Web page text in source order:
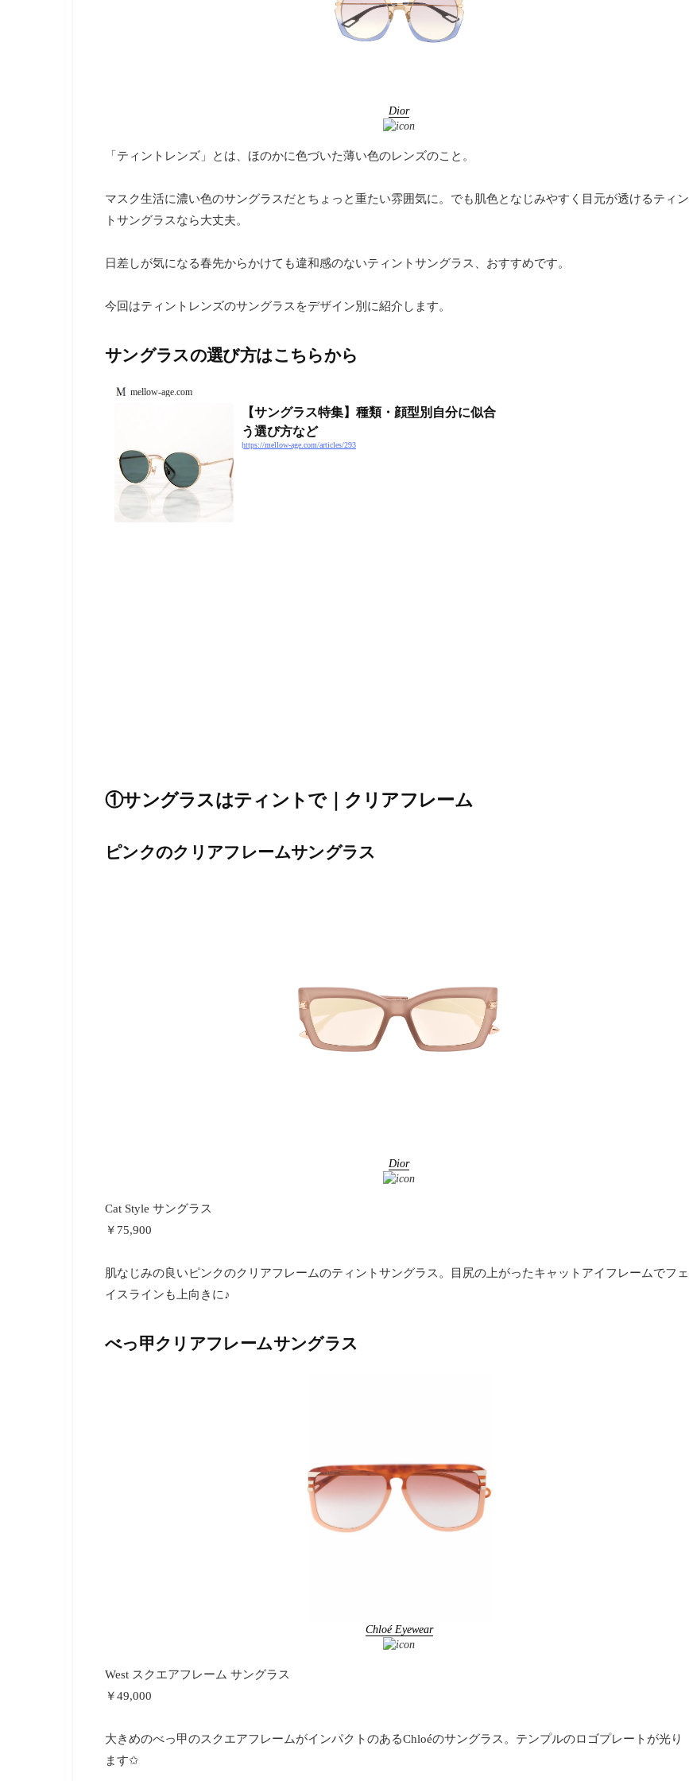
Dior
「ティントレンズ」とは、ほのかに色づいた薄い色のレンズのこと。
マスク生活に濃い色のサングラスだとちょっと重たい雰囲気に。でも肌色となじみやすく目元が透けるティン
トサングラスなら大丈夫。
日差しが気になる春先からかけても違和感のないティントサングラス、おすすめです。
今回はティントレンズのサングラスをデザイン別に紹介します。
サングラスの選び方はこちらから
mellow-age.com
【サングラス特集】種類・顔型別自分に似合
う選び方など
https://mellow-age.com/articles/293
①サングラスはティントで｜クリアフレーム
ピンクのクリアフレームサングラス
Dior
Cat Style サングラス
￥75,900
肌なじみの良いピンクのクリアフレームのティントサングラス。目尻の上がったキャットアイフレームでフェ
イスラインも上向きに♪
べっ甲クリアフレームサングラス
Chloé Eyewear
West スクエアフレーム サングラス
￥49,000
大きめのべっ甲のスクエアフレームがインパクトのあるChloéのサングラス。テンプルのロゴプレートが光り
ます✩